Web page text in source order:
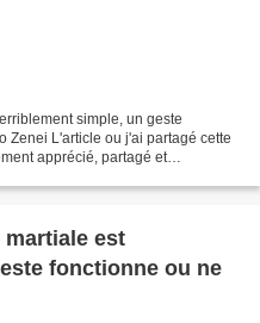
simple, un geste
Zenei L'article ou j'ai partagé cette
apprécié, partagé et
martiale est
fonctionne ou ne